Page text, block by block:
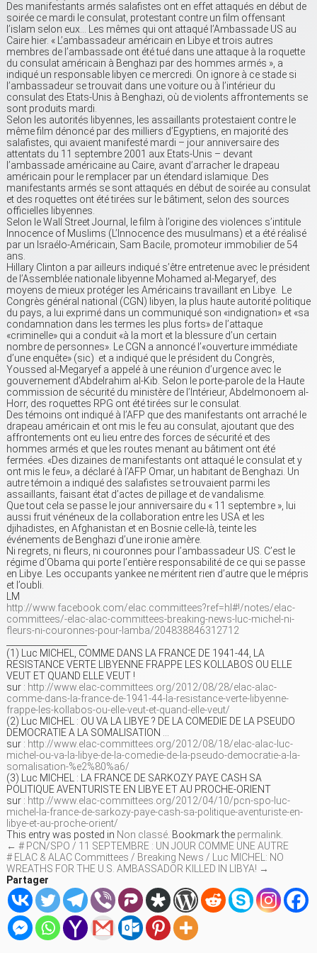
Des manifestants armés salafistes ont en effet attaqués en début de
soirée ce mardi le consulat, protestant contre un film offensant
l’islam selon eux… Les mêmes qui ont attaqué l’Ambassade US au
Caire hier. « L’ambassadeur américain en Libye et trois autres
membres de l’ambassade ont été tué dans une attaque à la roquette
du consulat américain à Benghazi par des hommes armés », a
indiqué un responsable libyen ce mercredi. On ignore à ce stade si
l’ambassadeur se trouvait dans une voiture ou à l’intérieur du
consulat des Etats-Unis à Benghazi, où de violents affrontements se
sont produits mardi.
Selon les autorités libyennes, les assaillants protestaient contre le
même film dénoncé par des milliers d’Egyptiens, en majorité des
salafistes, qui avaient manifesté mardi – jour anniversaire des
attentats du 11 septembre 2001 aux Etats-Unis – devant
l’ambassade américaine au Caire, avant d’arracher le drapeau
américain pour le remplacer par un étendard islamique. Des
manifestants armés se sont attaqués en début de soirée au consulat
et des roquettes ont été tirées sur le bâtiment, selon des sources
officielles libyennes.
Selon le Wall Street Journal, le film à l’origine des violences s’intitule
Innocence of Muslims (L’Innocence des musulmans) et a été réalisé
par un Israélo-Américain, Sam Bacile, promoteur immobilier de 54
ans.
Hillary Clinton a par ailleurs indiqué s’être entretenue avec le président
de l’Assemblée nationale libyenne Mohamed al-Megaryef, des
moyens de mieux protéger les Américains travaillant en Libye. Le
Congrès général national (CGN) libyen, la plus haute autorité politique
du pays, a lui exprimé dans un communiqué son «indignation» et «sa
condamnation dans les termes les plus forts» de l’attaque
«criminelle» qui a conduit «à la mort et la blessure d’un certain
nombre de personnes». Le CGN a annoncé l’«ouverture immédiate
d’une enquête» (sic) et a indiqué que le président du Congrès,
Youssed al-Megaryef a appelé à une réunion d’urgence avec le
gouvernement d’Abdelrahim al-Kib. Selon le porte-parole de la Haute
commission de sécurité du ministère de l’Intérieur, Abdelmonoem al-
Horr, des roquettes RPG ont été tirées sur le consulat.
Des témoins ont indiqué à l’AFP que des manifestants ont arraché le
drapeau américain et ont mis le feu au consulat, ajoutant que des
affrontements ont eu lieu entre des forces de sécurité et des
hommes armés et que les routes menant au bâtiment ont été
fermées. «Des dizaines de manifestants ont attaqué le consulat et y
ont mis le feu», a déclaré à l’AFP Omar, un habitant de Benghazi. Un
autre témoin a indiqué des salafistes se trouvaient parmi les
assaillants, faisant état d’actes de pillage et de vandalisme.
Que tout cela se passe le jour anniversaire du « 11 septembre », lui
aussi fruit vénéneux de la collaboration entre les USA et les
djihadistes, en Afghanistan et en Bosnie celle-là, teinte les
événements de Benghazi d’une ironie amère.
Ni regrets, ni fleurs, ni couronnes pour l’ambassadeur US. C’est le
régime d’Obama qui porte l’entière responsabilité de ce qui se passe
en Libye. Les occupants yankee ne méritent rien d’autre que le mépris
et l’oubli.
LM
http://www.facebook.com/elac.committees?ref=hl#!/notes/elac-
committees/-elac-alac-committees-breaking-news-luc-michel-ni-
fleurs-ni-couronnes-pour-lamba/204838846312712
(1) Luc MICHEL, COMME DANS LA FRANCE DE 1941-44, LA
RESISTANCE VERTE LIBYENNE FRAPPE LES KOLLABOS OU ELLE
VEUT ET QUAND ELLE VEUT !
sur : http://www.elac-committees.org/2012/08/28/elac-alac-
comme-dans-la-france-de-1941-44-la-resistance-verte-libyenne-
frappe-les-kollabos-ou-elle-veut-et-quand-elle-veut/
(2) Luc MICHEL : OU VA LA LIBYE ? DE LA COMEDIE DE LA PSEUDO
DEMOCRATIE A LA SOMALISATION …
sur : http://www.elac-committees.org/2012/08/18/elac-alac-luc-
michel-ou-va-la-libye-de-la-comedie-de-la-pseudo-democratie-a-la-
somalisation-%e2%80%a6/
(3) Luc MICHEL : LA FRANCE DE SARKOZY PAYE CASH SA
POLITIQUE AVENTURISTE EN LIBYE ET AU PROCHE-ORIENT
sur : http://www.elac-committees.org/2012/04/10/pcn-spo-luc-
michel-la-france-de-sarkozy-paye-cash-sa-politique-aventuriste-en-
libye-et-au-proche-orient/
This entry was posted in Non classé . Bookmark the permalink
← # PCN/SPO / 11 SEPTEMBRE : UN JOUR COMME UNE AUTRE
# ELAC & ALAC Committees / Breaking News / Luc MICHEL: NO
WREATHS FOR THE U.S. AMBASSADOR KILLED IN LIBYA! →
Partager